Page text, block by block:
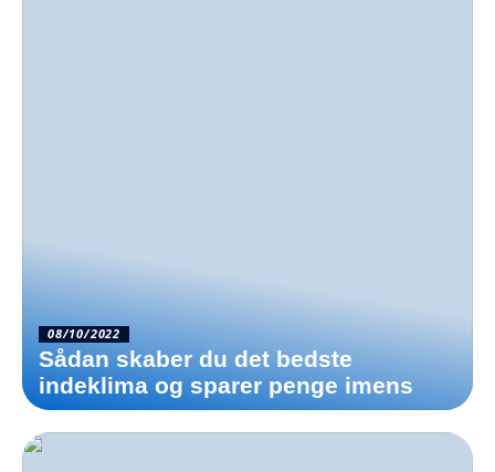
08/10/2022
Sådan skaber du det bedste
indeklima og sparer penge imens